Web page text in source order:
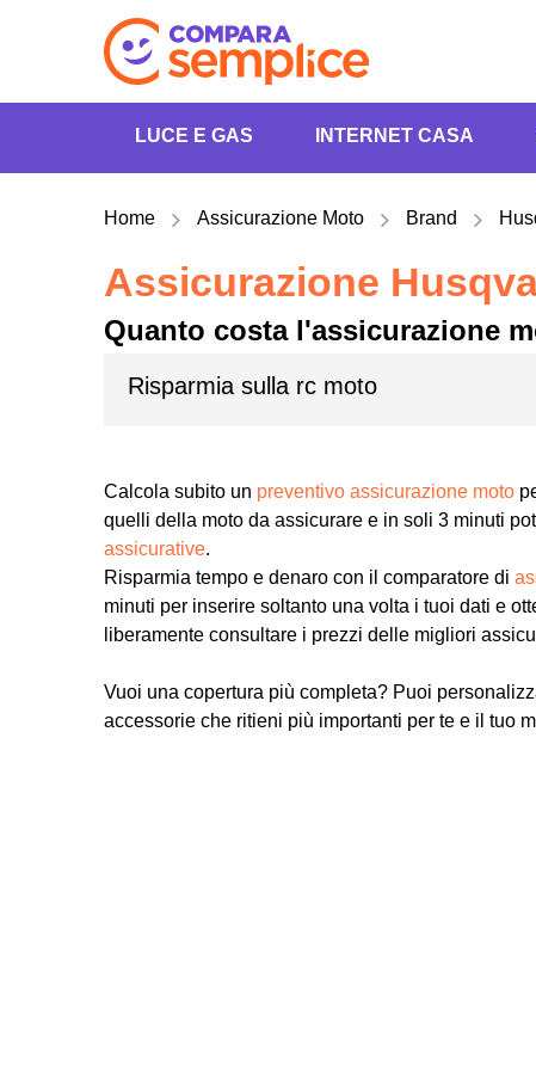
LUCE E GAS INTERNET CASA
Home Assicurazione Moto Brand
Assicurazione
Quanto costa l'assicurazione
Risparmia sulla rc moto
Calcola subito un preventivo assicurazione moto
quelli della moto da assicurare e in soli 3 minuti
assicurative.
Risparmia tempo e denaro con il comparatore di
minuti per inserire soltanto una volta i tuoi dati e
liberamente consultare i prezzi delle migliori
Vuoi una copertura più completa? Puoi
accessorie che ritieni più importanti per te e il tuo